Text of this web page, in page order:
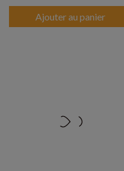
Ajouter au panier